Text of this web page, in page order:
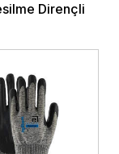
Dirençli